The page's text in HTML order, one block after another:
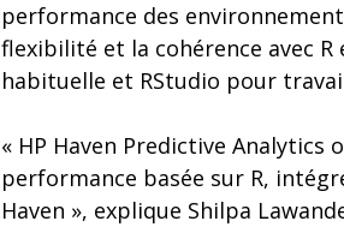
performance des
flexibilité et la cohérence avec
habituelle et RStudio pour
« HP Haven Predictive
performance basée sur R,
Haven », explique Shilpa